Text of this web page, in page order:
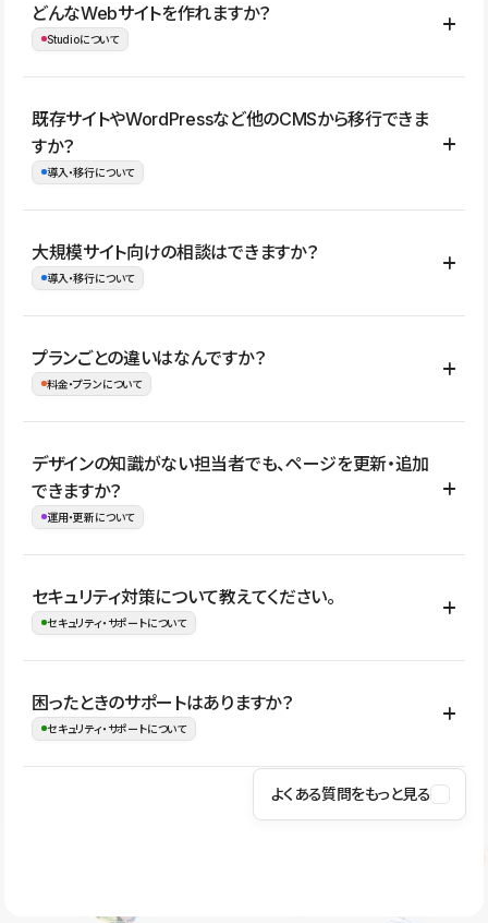
どんなWebサイトを作れますか？
Studioについて
コーポレートサイト、サービスサイト、LP、採用サイト、ブロ
グ・メディア、イベントサイト、店舗・商品紹介サイト、ポートフ
ォリオなど幅広く制作できます。
既存サイトやWordPressなど他のCMSから移行できま
すか？
導入・移行について
はい。既存サイトの構成やコンテンツ、URLを整理したうえで、
Studio上に再構築する形で移行できます。 WordPressの場合は、
イト全体のデザインや設定がそのまま移行されるわけではないた
め、移行後にページ構成やデザイン、CMS設計、URL・リダイレク
大規模サイト向けの相談はできますか？
導入・移行について
はい。アクセス規模が大きいサイトや、複数部門での運用、権限管
理、セキュリティ確認、既存システムとの連携など、個別の要件が
ない段階でも、お問い合わせください。
お問合せはこちら
プランごとの違いはなんですか？
料金・プランについて
公開ページ数、バージョン履歴の期間、CMS利用数の上限、権限
管理の有無などがプランごとに異なります。詳しくは料金プランペ
ージをご覧ください。
デザインの知識がない担当者でも、ページを更新・追加
できますか？
運用・更新について
はい。CMSやコンポーネントを活用して更新範囲を設計しておく
ことで、デザインを崩しにくい状態で運用できます。 さらにコン
ながらレイアウトに影響を与えずに更新作業を進めやすくなりま
す。
セキュリティ対策について教えてください。
セキュリティ・サポートについて
Studioでは、公開サイトやサービスを安全に利用できるよう、通信
の暗号化、データ保護、アクセス管理、脆弱性対策など、複数の観
はSSL/TLSによる通信暗号化に対応しており、悪質なスクリプトの
困ったときのサポートはありますか？
セキュリティ・サポートについて
操作方法や機能については、ヘルプセンターでご確認いただけま
ユーザー同士で質問・相談できるコミュニティもご利用ください。
よくある質問をもっと見る